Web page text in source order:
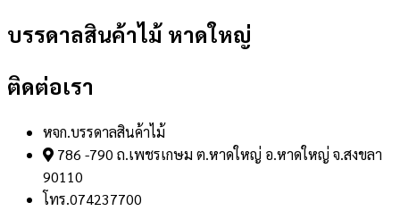
บรรดาลสินค้าไม้ หาดใหญ่
ติดต่อเรา
หจก.บรรดาลสินค้าไม้
786 -790 ถ.เพชรเกษม ต.หาดใหญ่ อ.หาดใหญ่ จ.สงขลา
90110
โทร.074237700